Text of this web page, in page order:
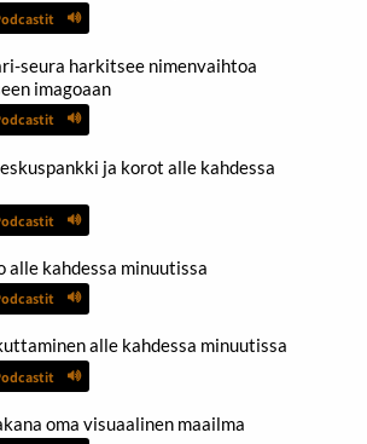
seura harkitsee nimenvaihtoa
imagoaan
ja korot alle kahdessa
alle kahdessa minuutissa
alle kahdessa minuutissa
oma visuaalinen maailma